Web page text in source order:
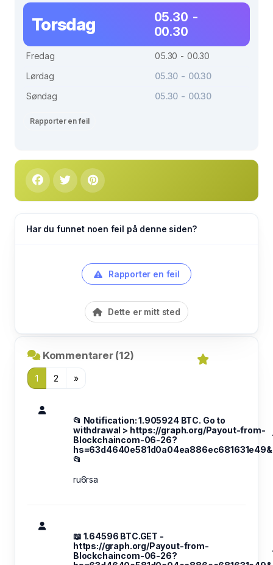
Torsdag
05.30 -
00.30
Fredag
05.30 - 00.30
Lørdag
05.30 - 00.30
Søndag
05.30 - 00.30
Rapporter en feil
Har du funnet noen feil på denne siden?
Rapporter en feil
Dette er mitt sted
Kommentarer (12)
1 2 »
📂 Notification: 1.905924 BTC. Go to
withdrawal > https://graph.org/Payout-from-
Blockchaincom-06-26?
hs=63d4640e581d0a04ea886ec681631e49&
📂
ru6rsa
📖 1.64596 BTC.GET -
https://graph.org/Payout-from-
Blockchaincom-06-26?